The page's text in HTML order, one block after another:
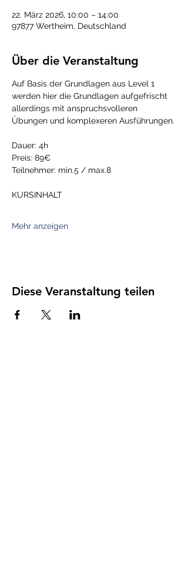
22. März 2026, 10:00 – 14:00
97877 Wertheim, Deutschland
Über die Veranstaltung
Auf Basis der Grundlagen aus Level 1
werden hier die Grundlagen aufgefrischt
allerdings mit anspruchsvolleren
Übungen und komplexeren Ausführungen.
Dauer: 4h
Preis: 89€
Teilnehmer: min.5 / max.8
KURSINHALT
Mehr anzeigen
Diese Veranstaltung teilen